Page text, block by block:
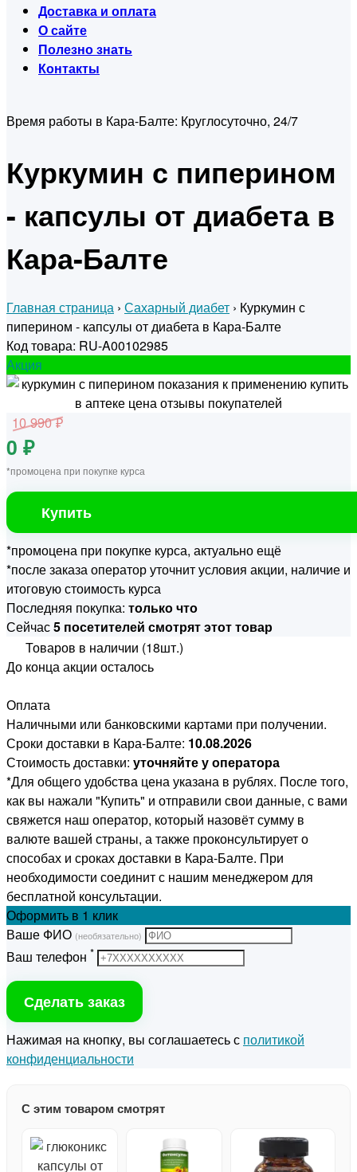
Доставка и оплата
О сайте
Полезно знать
Контакты
Время работы в Кара-Балте: Круглосуточно, 24/7
Куркумин с пиперином
- капсулы от диабета в
Кара-Балте
Главная страница › Сахарный диабет › Куркумин с
пиперином - капсулы от диабета в Кара-Балте
Код товара: RU-A00102985
Акция
10 990 ₽
0 ₽
*промоцена при покупке курса
Купить
*промоцена при покупке курса, актуально ещё
*после заказа оператор уточнит условия акции, наличие и
итоговую стоимость курса
Последняя покупка: только что
Сейчас5 посетителей смотрят этот товар
Товаров в наличии (18шт.)
До конца акции осталось
Оплата
Наличными или банковскими картами при получении.
Сроки доставки в Кара-Балте: 10.08.2026
Стоимость доставки: уточняйте у оператора
*Для общего удобства цена указана в рублях. После того,
как вы нажали "Купить" и отправили свои данные, с вами
свяжется наш оператор, который назовёт сумму в
валюте вашей страны, а также проконсультирует о
способах и сроках доставки в Кара-Балте. При
необходимости соединит с нашим менеджером для
бесплатной консультации.
Оформить в 1 клик
Ваше ФИО (необязательно)
Ваш телефон *
Сделать заказ
Нажимая на кнопку, вы соглашаетесь с политикой
конфиденциальности
С этим товаром смотрят